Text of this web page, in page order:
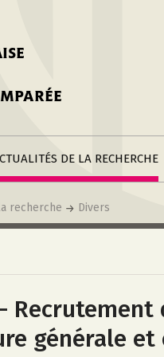
DE LA RECHERCHE
Divers
Soumettre une
annonce
recherche Divers
Recrutement
générale et